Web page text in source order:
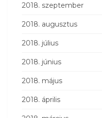
2018. szeptember
2018. augusztus
2018. július
2018. június
2018. május
2018. április